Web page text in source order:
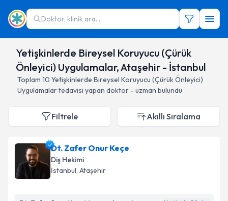
Doktor, klinik ara...
Yetişkinlerde Bireysel Koruyucu (Çürük
Önleyici) Uygulamalar, Ataşehir - İstanbul
Toplam 10 Yetişkinlerde Bireysel Koruyucu (Çürük Önleyici)
Uygulamalartedavisi yapan doktor - uzman bulundu
Filtrele Akıllı Sıralama
Dt. Zafer Onur Keçe
Diş Hekimi
İstanbul, Ataşehir